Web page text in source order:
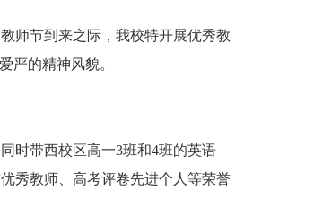
师节到来之际，我校特开展优秀教
严的精神风貌。
时带西校区高一3班和4班的英语
秀教师、高考评卷先进个人等荣誉